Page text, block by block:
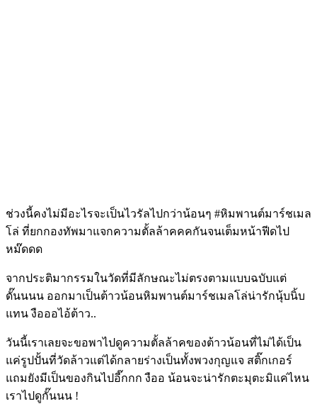
ช่วงนี้คงไม่มีอะไรจะเป็นไวรัลไปกว่าน้อนๆ #หิมพานต์มาร์ชเมล
โล่ ที่ยกกองทัพมาแจกความตั้ลล้าคคคกันจนเต็มหน้าฟีดไป
หม๊ดดด
จากประติมากรรมในวัดที่มีลักษณะไม่ตรงตามแบบฉบับแต่
ดั๊นนนน ออกมาเป็นต้าวน้อนหิมพานต์มาร์ชเมลโล่น่ารักนุ้บนิ้บ
แทน งือออไอ้ต้าว..
วันนี้เราเลยจะขอพาไปดูความตั้ลล้าคของต้าวน้อนที่ไม่ได้เป็น
แค่รูปปั้นที่วัดล้าวแต่ได้กลายร่างเป็นทั้งพวงกุญแจ สติ๊กเกอร์
แถมยังมีเป็นของกินไปอี๊กกก งืออ น้อนจะน่ารักตะมุตะมิแค่ไหน
เราไปดูกั๊นนน !